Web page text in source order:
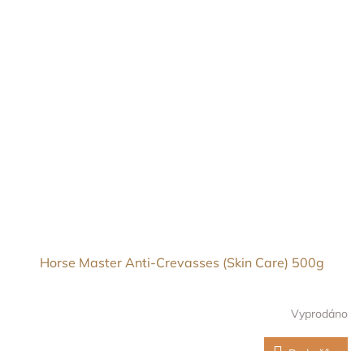
Horse Master Anti-Crevasses (Skin Care) 500g
Vyprodáno